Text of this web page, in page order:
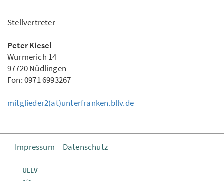
Stellvertreter
Peter Kiesel
Wurmerich 14
97720 Nüdlingen
Fon: 0971 6993267
mitglieder2(at)unterfranken.bllv.de
Impressum Datenschutz
ULLV